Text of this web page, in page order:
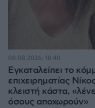
Εγκαταλείπει το
επιχειρηματίας
κλειστή κάστα,
όσους αποχωρούν»
08.08.2026, 18:48